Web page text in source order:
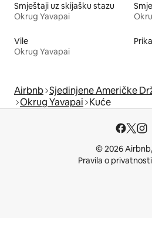
Smještaji uz skijašku stazu
Okrug Yavapai
Vile
Okrug Yavapai
Airbnb Sjedinjene Američke
Okrug Yavapai Kuće
© 2026
Pravila o privatnosti